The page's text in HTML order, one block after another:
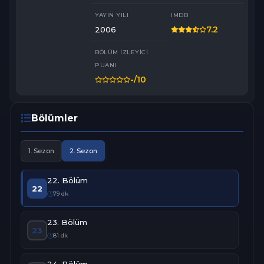
Ceren Şekercioğlu - Leyla
Ali Ulvi Hünkar - Mustafa Kemal
YAYIN YILI
2006
IMDB
7.2
BÖLÜM İZLEYICI
PUANI
-/10
Bölümler
1. Sezon 2. Sezon
22
22. Bölüm
79 dk
23
23. Bölüm
81 dk